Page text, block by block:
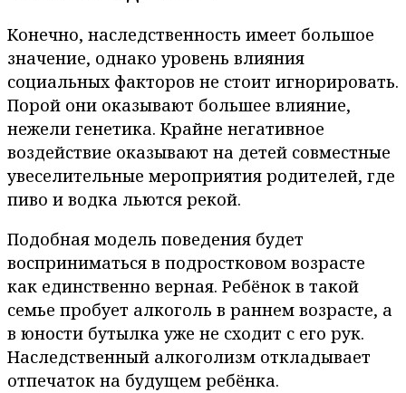
Конечно, наследственность имеет большое
значение, однако уровень влияния
социальных факторов не стоит игнорировать.
Порой они оказывают большее влияние,
нежели генетика. Крайне негативное
воздействие оказывают на детей совместные
увеселительные мероприятия родителей, где
пиво и водка льются рекой.
Подобная модель поведения будет
восприниматься в подростковом возрасте
как единственно верная. Ребёнок в такой
семье пробует алкоголь в раннем возрасте, а
в юности бутылка уже не сходит с его рук.
Наследственный алкоголизм откладывает
отпечаток на будущем ребёнка.